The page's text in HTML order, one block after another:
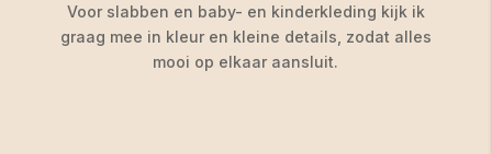
Voor slabben en baby- en kinderkleding kijk ik
graag mee in kleur en kleine details, zodat alles
mooi op elkaar aansluit.